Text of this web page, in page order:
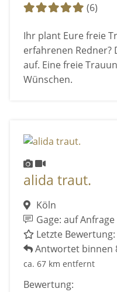
(6)
Ihr plant Eure freie
erfahrenen
auf. Eine freie
Wünschen.
alida traut.
Köln
Gage: auf Anfrage
Letzte Bewertung:
Antwortet binnen
ca. 67 km entfernt
Bewertung: